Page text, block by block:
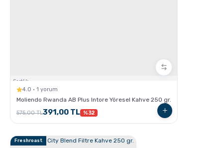
GROSCHE E-Z Latte Çok Amaçlı Köpürtücü nasıl
Kullanılır ?
Sertlik:
4.0 · 1 yorum
Moliendo Rwanda AB Plus Intore Yöresel Kahve 250 gr.
575,00 TL391,00 TL %32
Freshroast